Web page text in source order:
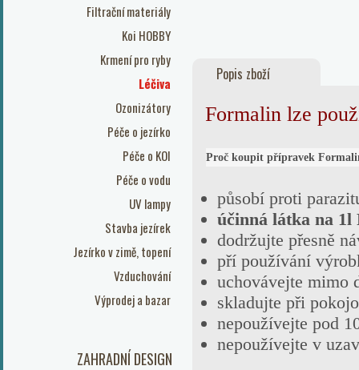
Filtrační materiály
Koi HOBBY
Krmení pro ryby
Léčiva
Ozonizátory
Péče o jezírko
Péče o KOI
Péče o vodu
UV lampy
Stavba jezírek
Jezírko v zimě, topení
Vzduchování
Výprodej a bazar
ZAHRADNÍ DESIGN
Popis zboží
Formalin lze
Proč koupit přípravek
působí proti
účinná látka na 1l
dodržujte přesně
pří používání
uchovávejte mimo
skladujte při
nepoužívejte pod
nepoužívejte v